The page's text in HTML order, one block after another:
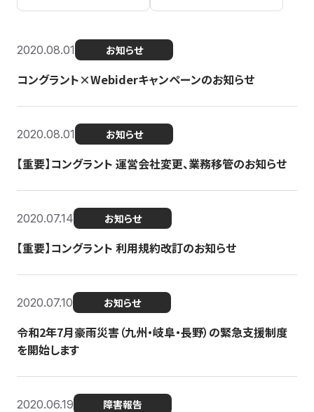
2020.08.01 お知らせ
コングラント×Webiderキャンペーンのお知らせ
2020.08.01 お知らせ
【重要】コングラント 運営会社変更、業務移管のお知らせ
2020.07.14 お知らせ
【重要】コングラント 利用規約改訂のお知らせ
2020.07.10 お知らせ
令和2年7月豪雨災害（九州・岐阜・長野）の緊急支援制度
を開始します
2020.06.19 障害報告